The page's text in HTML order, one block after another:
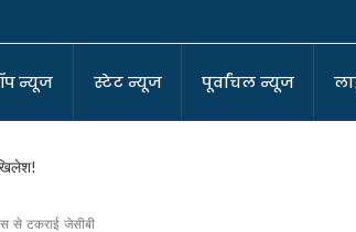
न्यूज स्टेट न्यूज पूर्वांचल न्यूज
से टकराई जेसीबी